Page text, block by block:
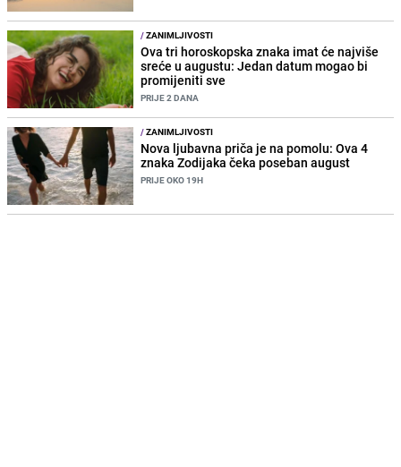
/ZANIMLJIVOSTI
Ova tri horoskopska znaka imat će najviše
sreće u augustu: Jedan datum mogao bi
promijeniti sve
PRIJE 2 DANA
/ZANIMLJIVOSTI
Nova ljubavna priča je na pomolu: Ova 4
znaka Zodijaka čeka poseban august
PRIJE OKO 19H